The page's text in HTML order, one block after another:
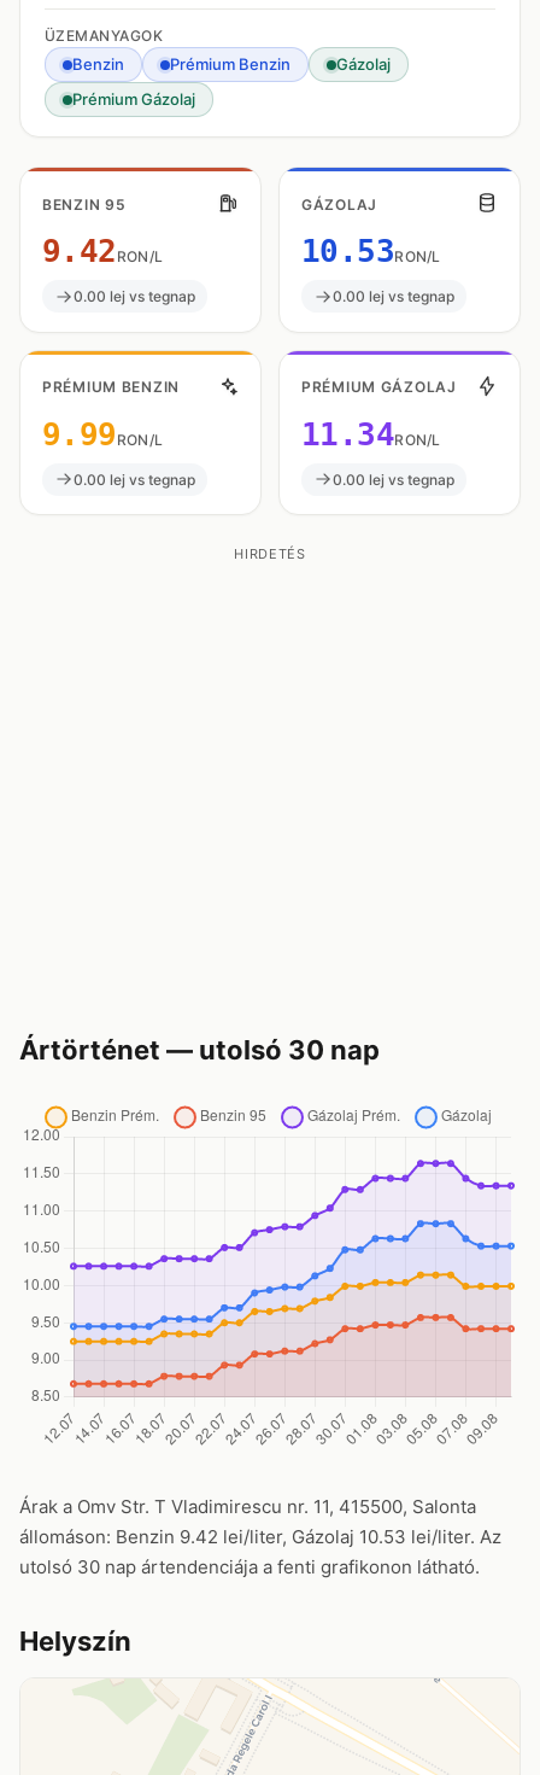
ÜZEMANYAGOK
Benzin Prémium Benzin
Gázolaj
Prémium Gázolaj
BENZIN 95
9.42 RON/L
0.00 lej vs tegnap
GÁZOLAJ
10.53RON/L
0.00 lej vs tegnap
PRÉMIUM BENZIN
9.99 RON/L
0.00 lej vs tegnap
PRÉMIUM GÁZOLAJ
11.34RON/L
0.00 lej vs tegnap
HIRDETÉS
Ártörténet — utolsó 30 nap
Árak a Omv Str. T Vladimirescu nr. 11, 415500, Salonta
állomáson: Benzin 9.42 lei/liter, Gázolaj 10.53 lei/liter. Az
utolsó 30 nap ártendenciája a fenti grafikonon látható.
Helyszín